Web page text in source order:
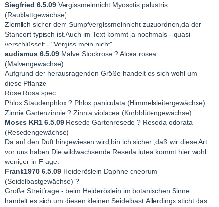
Siegfried 6.5.09 Vergissmeinnicht Myosotis palustris
(Raublattgewächse)
Ziemlich sicher dem Sumpfvergissmeinnicht zuzuordnen,da der
Standort typisch ist.Auch im Text kommt ja nochmals - quasi
verschlüsselt - "Vergiss mein nicht"
audiamus 6.5.09 Malve Stockrose ? Alcea rosea
(Malvengewächse)
Aufgrund der herausragenden Größe handelt es sich wohl um
diese Pflanze
Rose Rosa spec.
Phlox Staudenphlox ? Phlox paniculata (Himmelsleitergewächse)
Zinnie Gartenzinnie ? Zinnia violacea (Korbblütengewächse)
Moses KR1 6.5.09 Resede Gartenresede ? Reseda odorata
(Resedengewächse)
Da auf den Duft hingewiesen wird,bin ich sicher ,daß wir diese Art
vor uns haben.Die wildwachsende Reseda lutea kommt hier wohl
weniger in Frage.
Frank1970 6.5.09 Heideröslein Daphne cneorum
(Seidelbastgewächse) ?
Große Streitfrage - beim Heideröslein im botanischen Sinne
handelt es sich um diesen kleinen Seidelbast.Allerdings sticht das